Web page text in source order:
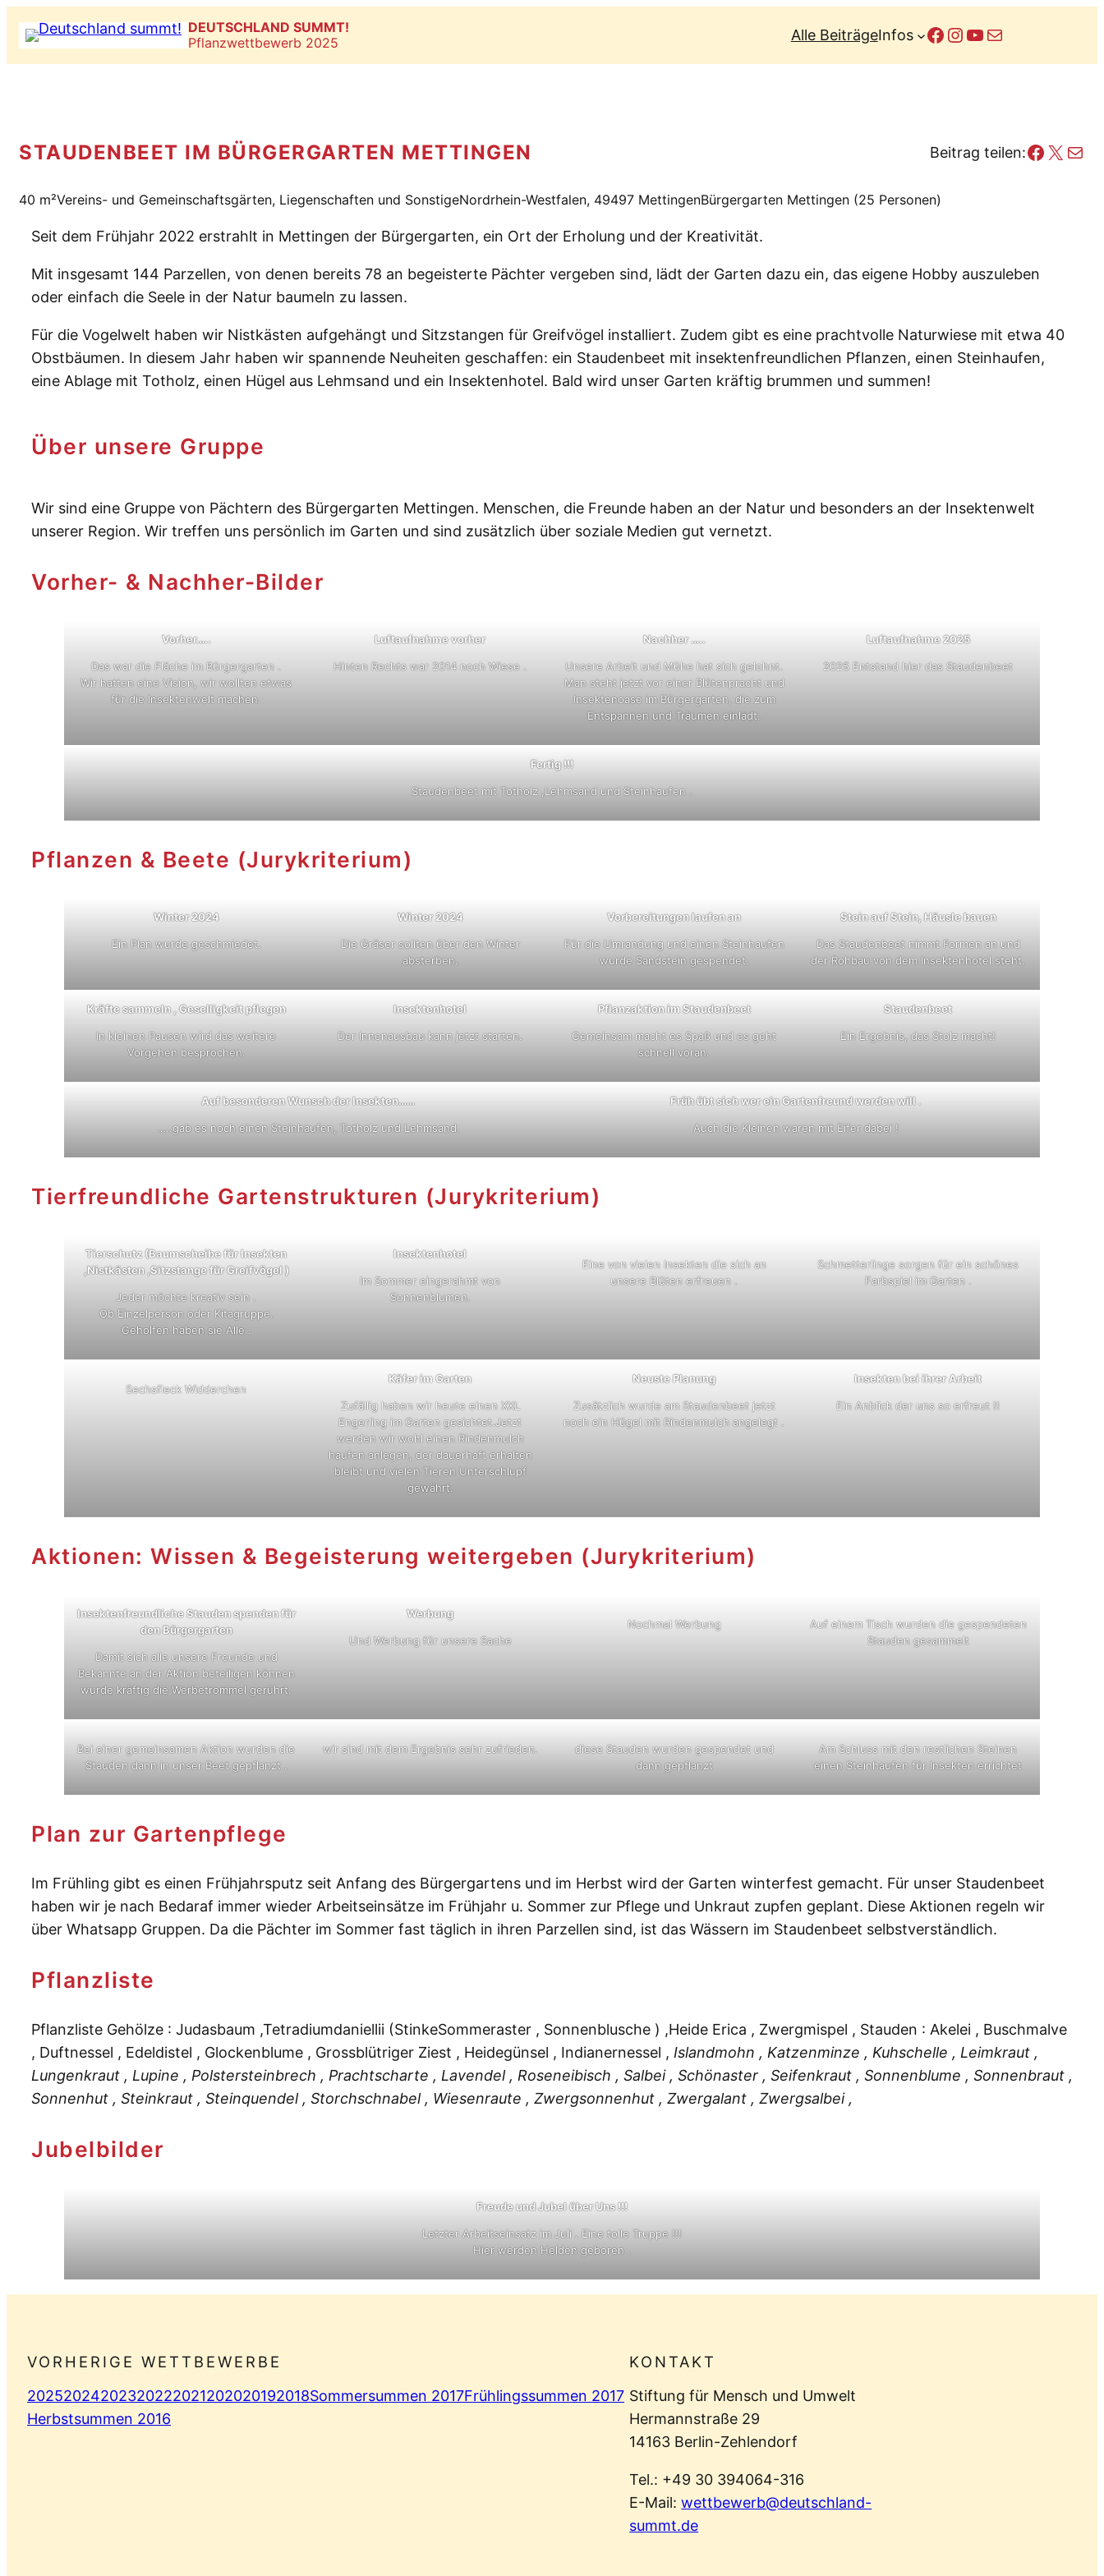
Inhalt
springen
DEUTSCHLAND SUMMT!
Pflanzwettbewerb 2025
Alle BeiträgeInfos Facebook
Instagram
YouTube
E-Mail
STAUDENBEET IM BÜRGERGARTEN METTINGEN Beitrag teilen: X E-Mail
40 m²Vereins- und Gemeinschaftsgärten, Liegenschaften und SonstigeNordrhein-Westfalen, 49497 MettingenBürgergarten Mettingen (25 Personen)
Seit dem Frühjahr 2022 erstrahlt in Mettingen der Bürgergarten, ein Ort der Erholung und der Kreativität.
Mit insgesamt 144 Parzellen, von denen bereits 78 an begeisterte Pächter vergeben sind, lädt der Garten dazu ein, das eigene Hobby auszuleben
oder einfach die Seele in der Natur baumeln zu lassen.
Für die Vogelwelt haben wir Nistkästen aufgehängt und Sitzstangen für Greifvögel installiert. Zudem gibt es eine prachtvolle Naturwiese mit etwa 40
Obstbäumen. In diesem Jahr haben wir spannende Neuheiten geschaffen: ein Staudenbeet mit insektenfreundlichen Pflanzen, einen Steinhaufen,
eine Ablage mit Totholz, einen Hügel aus Lehmsand und ein Insektenhotel. Bald wird unser Garten kräftig brummen und summen!
Über unsere Gruppe
Wir sind eine Gruppe von Pächtern des Bürgergarten Mettingen. Menschen, die Freunde haben an der Natur und besonders an der Insektenwelt
unserer Region. Wir treffen uns persönlich im Garten und sind zusätzlich über soziale Medien gut vernetzt.
Vorher- & Nachher-Bilder
Vorher…..
Das war die Fläche im Bürgergarten .
Wir hatten eine Vision, wir wollten etwas
für die Insektenwelt machen.
Luftaufnahme vorher
Hinten Rechts war 2014 noch Wiese .
Nachher …..
Unsere Arbeit und Mühe hat sich gelohnt.
Man steht jetzt vor einer Blütenpracht und
Insektenoase im Bürgergarten, die zum
Entspannen und Träumen einlädt.
Luftaufnahme 2025
2025 Entstand hier das Staudenbeet
Fertig !!!
Staudenbeet mit Totholz ,Lehmsand und Steinhaufen .
Pflanzen & Beete (Jurykriterium)
Winter 2024
Ein Plan wurde geschmiedet.
Winter 2024
Die Gräser sollten über den Winter
absterben.
Vorbereitungen laufen an
Für die Umrandung und einen Steinhaufen
wurde Sandstein gespendet.
Stein auf Stein, Häusle bauen
Das Staudenbeet nimmt Formen an und
der Rohbau von dem Insektenhotel steht.
Kräfte sammeln , Geselligkeit pflegen
In kleinen Pausen wird das weitere
Vorgehen besprochen.
Insektenhotel
Der Innenausbau kann jetzt starten.
Pflanzaktion im Staudenbeet
Gemeinsam macht es Spaß und es geht
schnell voran.
Staudenbeet
Ein Ergebnis, das Stolz macht!
Auf besonderen Wunsch der Insekten……
…..gab es noch einen Steinhaufen, Totholz und Lehmsand.
Früh übt sich wer ein Gartenfreund werden will .
Auch die Kleinen waren mit Eifer dabei !
Tierfreundliche Gartenstrukturen (Jurykriterium)
Tierschutz (Baumscheibe für Insekten
,Nistkästen ,Sitzstange für Greifvögel )
Jeder möchte kreativ sein .
Ob Einzelperson oder Kitagruppe.
Geholfen haben sie Alle .
Insektenhotel
Im Sommer eingerahmt von
Sonnenblumen.
Eine von vielen Insekten die sich an
unsere Blüten erfreuen .
Schmetterlinge sorgen für ein schönes
Farbspiel im Garten .
Sechsfleck Widderchen
Käfer im Garten
Zufällig haben wir heute einen XXL
Engerling im Garten gesichtet.Jetzt
werden wir wohl einen Rindenmulch
haufen anlegen, der dauerhaft erhalten
bleibt und vielen Tieren Unterschlupf
gewährt.
Neuste Planung
Zusätzlich wurde am Staudenbeet jetzt
noch ein Hügel mit Rindenmulch angelegt .
Insekten bei ihrer Arbeit
Ein Anblick der uns so erfreut !!
Aktionen: Wissen & Begeisterung weitergeben (Jurykriterium)
Insektenfreundliche Stauden spenden für
den Bürgergarten
Damit sich alle unsere Freunde und
Bekannte an der Aktion beteiligen können
wurde kräftig die Werbetrommel gerührt.
Werbung
Und Werbung für unsere Sache
Nochmal Werbung
Auf einem Tisch wurden die gespendeten
Stauden gesammelt
Bei einer gemeinsamen Aktion wurden die
Stauden dann in unser Beet gepflanzt .
wir sind mit dem Ergebnis sehr zufrieden.
diese Stauden wurden gespendet und
dann gepflanzt
Am Schluss mit den restlichen Steinen
einen Steinhaufen für Insekten errichtet
Plan zur Gartenpflege
Im Frühling gibt es einen Frühjahrsputz seit Anfang des Bürgergartens und im Herbst wird der Garten winterfest gemacht. Für unser Staudenbeet
haben wir je nach Bedaraf immer wieder Arbeitseinsätze im Frühjahr u. Sommer zur Pflege und Unkraut zupfen geplant. Diese Aktionen regeln wir
über Whatsapp Gruppen. Da die Pächter im Sommer fast täglich in ihren Parzellen sind, ist das Wässern im Staudenbeet selbstverständlich.
Pflanzliste
Pflanzliste Gehölze : Judasbaum ,Tetradiumdaniellii (StinkeSommeraster , Sonnenblusche ) ,Heide Erica , Zwergmispel , Stauden : Akelei , Buschmalve
, Duftnessel , Edeldistel , Glockenblume , Grossblütriger Ziest , Heidegünsel , Indianernessel , Islandmohn , Katzenminze , Kuhschelle , Leimkraut ,
Lungenkraut , Lupine , Polstersteinbrech , Prachtscharte , Lavendel , Roseneibisch , Salbei , Schönaster , Seifenkraut , Sonnenblume , Sonnenbraut ,
Sonnenhut , Steinkraut , Steinquendel , Storchschnabel , Wiesenraute , Zwergsonnenhut , Zwergalant , Zwergsalbei ,
Jubelbilder
Freude und Jubel über Uns !!!
Letzter Arbeitseinsatz im Juli . Eine tolle Truppe !!!
Hier werden Helden geboren .
VORHERIGE WETTBEWERBE
20252024202320222021202020192018Sommersummen 2017Frühlingssummen 2017
Herbstsummen 2016
KONTAKT
Stiftung für Mensch und Umwelt
Hermannstraße 29
14163 Berlin-Zehlendorf
Tel.: +49 30 394064-316
E-Mail:wettbewerb@deutschland-
summt.de